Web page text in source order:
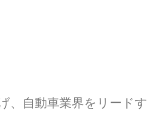
、自動車業界をリード